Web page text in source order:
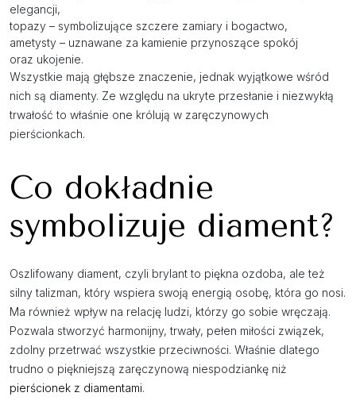
elegancji,
topazy – symbolizujące szczere zamiary i bogactwo,
ametysty – uznawane za kamienie przynoszące spokój
oraz ukojenie.
Wszystkie mają głębsze znaczenie, jednak wyjątkowe wśród
nich są diamenty. Ze względu na ukryte przesłanie i niezwykłą
trwałość to właśnie one królują w zaręczynowych
pierścionkach.
Co dokładnie
symbolizuje diament?
Oszlifowany diament, czyli brylant to piękna ozdoba, ale też
silny talizman, który wspiera swoją energią osobę, która go nosi.
Ma również wpływ na relację ludzi, którzy go sobie wręczają.
Pozwala stworzyć harmonijny, trwały, pełen miłości związek,
zdolny przetrwać wszystkie przeciwności. Właśnie dlatego
trudno o piękniejszą zaręczynową niespodziankę niż
pierścionek z diamentami.